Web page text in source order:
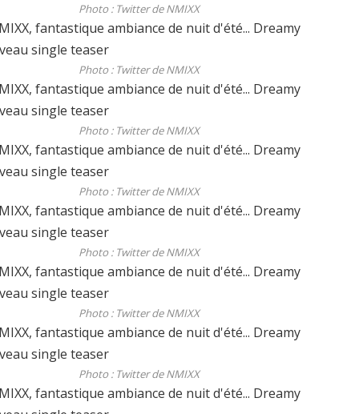
Photo : Twitter de NMIXX
Photo : Twitter de NMIXX
Photo : Twitter de NMIXX
Photo : Twitter de NMIXX
Photo : Twitter de NMIXX
Photo : Twitter de NMIXX
Photo : Twitter de NMIXX